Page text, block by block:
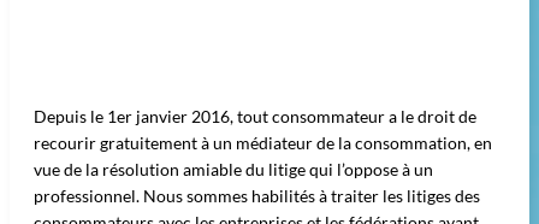
Depuis le 1er janvier 2016, tout consommateur a le droit de
recourir gratuitement à un médiateur de la consommation, en
vue de la résolution amiable du litige qui l’oppose à un
professionnel. Nous sommes habilités à traiter les litiges des